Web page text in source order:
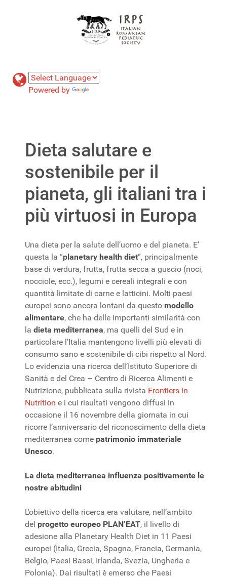
Powered by
Dieta salutare e
sostenibile per il
pianeta, gli italiani tra i
più virtuosi in Europa
Una dieta per la salute dell’uomo e del pianeta. E’
questa la “planetary health diet“, principalmente
base di verdura, frutta, frutta secca a guscio (noci,
nocciole, ecc.), legumi e cereali integrali e con
quantità limitate di carne e latticini. Molti paesi
europei sono ancora lontani da questo modello
alimentare, che ha delle importanti similarità con
la dieta mediterranea, ma quelli del Sud e in
particolare l’Italia mantengono livelli più elevati di
consumo sano e sostenibile di cibi rispetto al Nord.
Lo evidenzia una ricerca dell’Istituto Superiore di
Sanità e del Crea – Centro di Ricerca Alimenti e
Nutrizione, pubblicata sulla rivista Frontiers in
Nutrition e i cui risultati vengono diffusi in
occasione il 16 novembre della giornata in cui
ricorre l’anniversario del riconoscimento della dieta
mediterranea come patrimonio immateriale
Unesco.
La dieta mediterranea influenza positivamente le
nostre abitudini
L’obiettivo della ricerca era valutare, nell’ambito
del progetto europeo PLAN’EAT, il livello di
adesione alla Planetary Health Diet in 11 Paesi
europei (Italia, Grecia, Spagna, Francia, Germania,
Belgio, Paesi Bassi, Irlanda, Svezia, Ungheria e
Polonia). Dai risultati è emerso che Paesi